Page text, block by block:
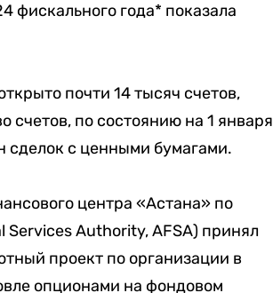
фискального года* показала
почти 14 тысяч счетов,
по состоянию на 1 января
сделок с ценными бумагами.
центра «Астана» по
Authority, AFSA) принял
проект по организации в
опционами на фондовом